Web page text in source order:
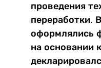
проведения
переработки.
оформлялись
на основании